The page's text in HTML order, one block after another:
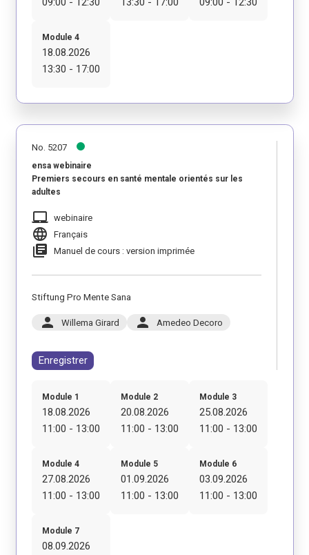
Module 4
18.08.2026
13:30 - 17:00
No. 5207
ensa webinaire
Premiers secours en santé mentale orientés sur les
adultes
laptop_mac webinaire
language Français
library_books Manuel de cours : version imprimée
Stiftung Pro Mente Sana
person Willema Girard person Amedeo Decoro
Enregistrer
Module 1
18.08.2026
11:00 - 13:00
Module 2
20.08.2026
11:00 - 13:00
Module 3
25.08.2026
11:00 - 13:00
Module 4
27.08.2026
11:00 - 13:00
Module 5
01.09.2026
11:00 - 13:00
Module 6
03.09.2026
11:00 - 13:00
Module 7
08.09.2026